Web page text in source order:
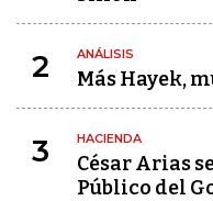
2 ANÁLISIS
Más Hayek,
3 HACIENDA
César Arias
Público del